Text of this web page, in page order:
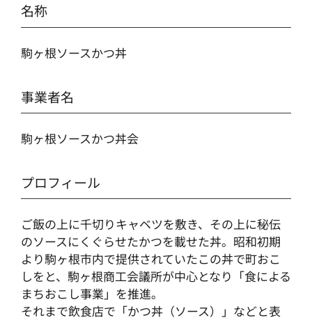
名称
駒ヶ根ソースかつ丼
事業者名
駒ヶ根ソースかつ丼会
プロフィール
ご飯の上に千切りキャベツを敷き、その上に秘伝
のソースにくぐらせたかつを載せた丼。昭和初期
より駒ヶ根市内で提供されていたこの丼で町おこ
しをと、駒ヶ根商工会議所が中心となり「食による
まちおこし事業」を推進。
それまで飲食店で「かつ丼（ソース）」などと表